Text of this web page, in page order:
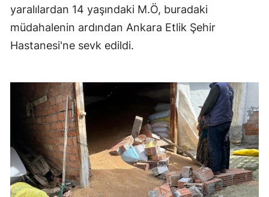
Diyarbakır
Edirne
Erzincan
Erzurum
Eskişehir
Gaziantep
Giresun
yaralılardan 14 yaşındaki M.Ö, buradaki
müdahalenin ardından Ankara Etlik Şehir
Hastanesi'ne sevk edildi.